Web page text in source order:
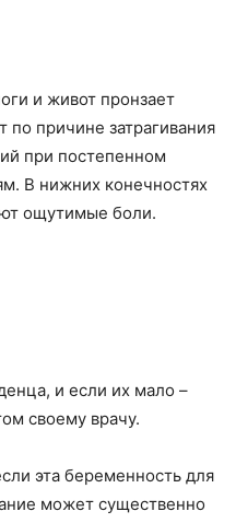
и живот пронзает
по причине затрагивания
при постепенном
В нижних конечностях
ощутимые боли.
и если их мало –
своему врачу.
эта беременность для
может существенно